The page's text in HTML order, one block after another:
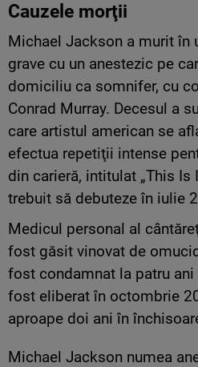
Cauzele morţii
Michael Jackson a murit în
grave cu un anestezic pe
domiciliu ca somnifer, cu
Conrad Murray. Decesul a
care artistul american se
efectua repetiţii intense
din carieră, intitulat „This Is
trebuit să debuteze în iulie
Medicul personal al
fost găsit vinovat de
fost condamnat la patru ani
fost eliberat în octombrie
aproape doi ani în
Michael Jackson numea